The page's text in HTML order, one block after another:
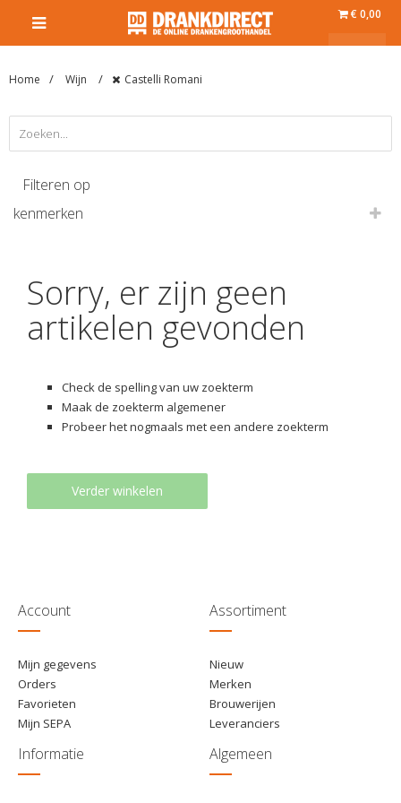
€ 0,00
Home Wijn Castelli Romani
Filteren op
kenmerken
Sorry, er zijn geen
artikelen gevonden
Check de spelling van uw zoekterm
Maak de zoekterm algemener
Probeer het nogmaals met een andere zoekterm
Verder winkelen
Account
Mijn gegevens
Orders
Favorieten
Mijn SEPA
Assortiment
Nieuw
Merken
Brouwerijen
Leveranciers
Informatie Algemeen